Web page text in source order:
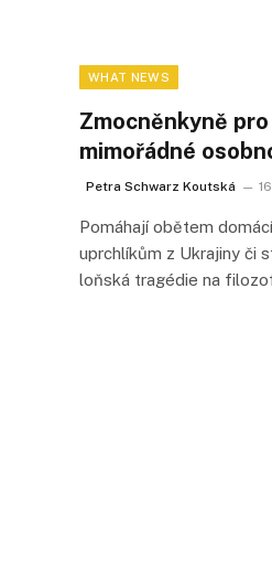
WHAT NEWS
Zmocněnkyně
mimořádné
Petra Schwarz Koutská
Pomáhají obětem
uprchlíkům z Ukrajiny či
loňská tragédie na